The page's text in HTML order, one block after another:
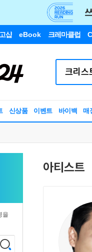
샵 eBook 크레마클럽
신상품 이벤트 바이백 매
을
아티스트